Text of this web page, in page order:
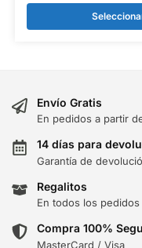
Envío Gratis
En pedidos a partir
14 días para
Garantía de
Regalitos
En todos los pedidos
Compra 100%
MasterCard / Visa